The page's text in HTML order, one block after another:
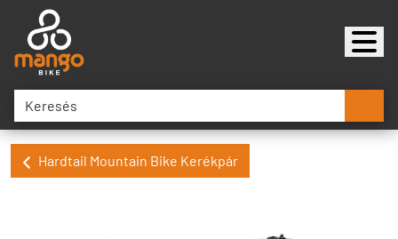
Hardtail Mountain Bike Kerékpár